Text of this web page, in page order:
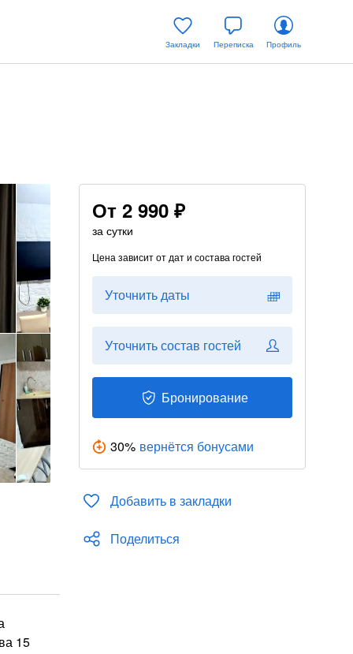
Закладки Переписка Профиль
От 2 990 ₽
за сутки
Цена зависит от дат и состава гостей
Уточнить даты
Уточнить состав гостей
Бронирование
30% вернётся бонусами
Добавить в закладки
Поделиться
15